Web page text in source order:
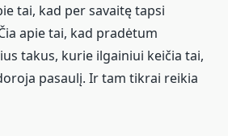
tai, kad per savaitę tapsi
apie tai, kad pradėtum
takus, kurie ilgainiui keičia tai,
pasaulį. Ir tam tikrai reikia